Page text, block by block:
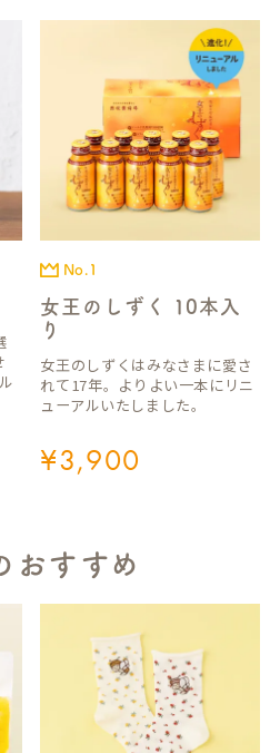
No.1
女王のしずく 10本入
り
女王のしずくはみなさまに愛さ
れて17年。よりよい一本にリニ
ューアルいたしました。
¥3,900
おすすめ